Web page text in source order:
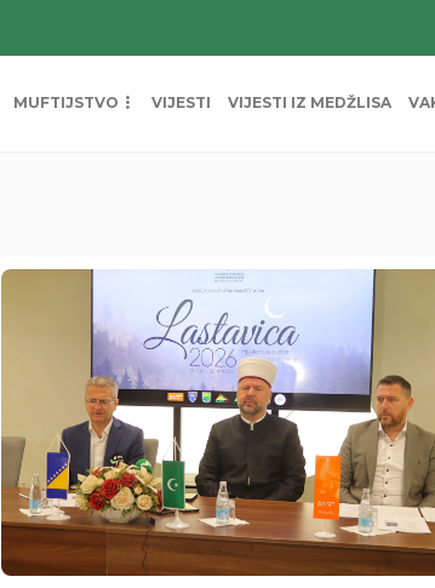
MUFTIJSTVO VIJESTI VIJESTI IZ MEDŽLISA